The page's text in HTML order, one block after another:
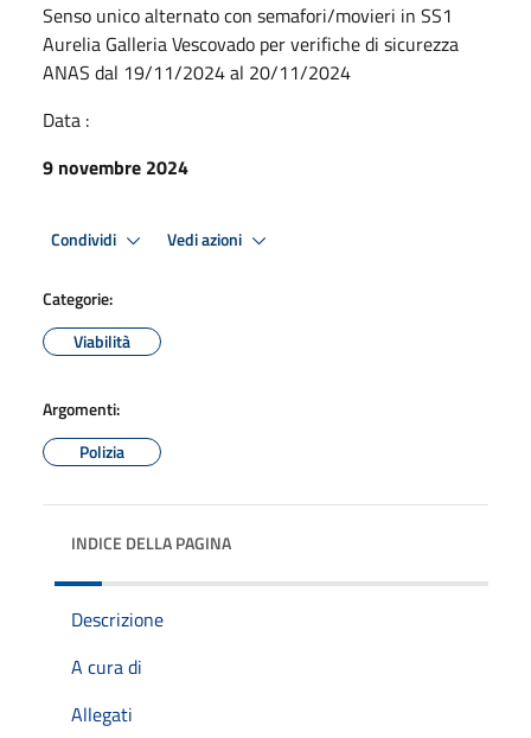
Senso unico alternato con semafori/movieri in SS1
Aurelia Galleria Vescovado per verifiche di sicurezza
ANAS dal 19/11/2024 al 20/11/2024
Data :
9 novembre 2024
Condividi Vedi azioni
Categorie:
Viabilità
Argomenti:
Polizia
INDICE DELLA PAGINA
Descrizione
A cura di
Allegati